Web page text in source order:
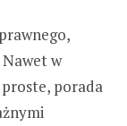
w
porada